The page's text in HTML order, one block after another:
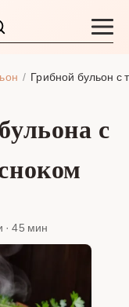
Грибной бульон с
с
· 45 мин